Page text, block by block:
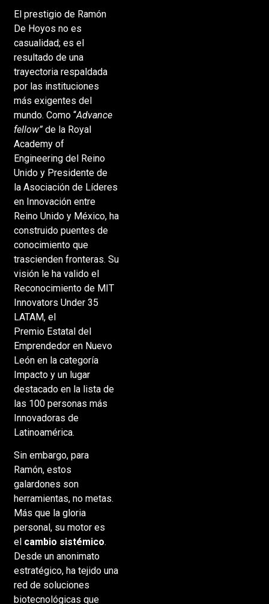
El prestigio de Ramón
De Hoyos no es
casualidad; es el
resultado de una
trayectoria respaldada
por las instituciones
más exigentes del
mundo. Como “Advance
fellow”de la Royal
Academy of
Engineering del Reino
Unido y Presidente de
la Asociación de Líderes
en Innovación entre
Reino Unido y México, ha
construido puentes de
conocimiento que
trascienden fronteras. Su
visión le ha valido el
Reconocimiento de MIT
Innovators Under 35
LATAM, el
Premio Estatal del
Emprendedor en Nuevo
León en la categoría
Impacto y un lugar
destacado en la lista de
las 100 personas más
Innovadoras de
Latinoamérica.
Sin embargo, para
Ramón, estos
galardones son
herramientas, no metas.
Más que la gloria
personal, su motor es
el cambio sistémico.
Desde un anonimato
estratégico, ha tejido una
red de soluciones
biotecnológicas que